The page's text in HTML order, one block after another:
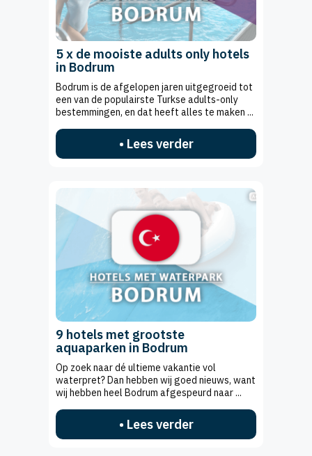
5 x de mooiste adults only hotels
in Bodrum
Bodrum is de afgelopen jaren uitgegroeid tot
een van de populairste Turkse adults-only
bestemmingen, en dat heeft alles te maken ...
• Lees verder
9 hotels met grootste
aquaparken in Bodrum
Op zoek naar dé ultieme vakantie vol
waterpret? Dan hebben wij goed nieuws, want
wij hebben heel Bodrum afgespeurd naar ...
• Lees verder